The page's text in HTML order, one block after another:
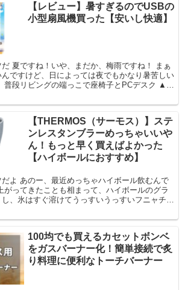
【レビュー】暑すぎるのでUSBの
小型扇風機買った【安いし快適】
夏ですね！いや、まだか、梅雨ですね！ まぁ
ですけど、日によっては夜でもかなり暑苦しい
普段リビングの端っこで座椅子とPCデスク ▲
【THERMOS（サーモス）】ステ
ンレスタンブラーめっちゃいいや
ん！もっと早く買えばよかった
【ハイボールにおすすめ】
よ あのー、最近めっちゃハイボール飲むんで
がってきたことも相まって、ハイボールのグラ
、氷はすぐ溶けてうっすいうっすいフニャチン
100均でも買えるカセットボンベ
をガスバーナー化！簡単接続で炙
り料理に便利なトーチバーナー